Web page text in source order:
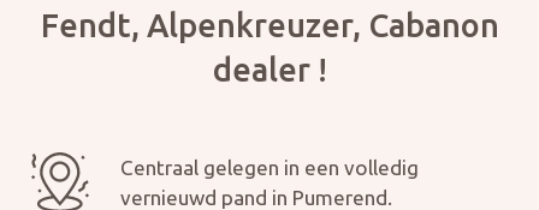
Fendt, Alpenkreuzer, Cabanon
dealer !
Centraal gelegen in een volledig
vernieuwd pand in Pumerend.